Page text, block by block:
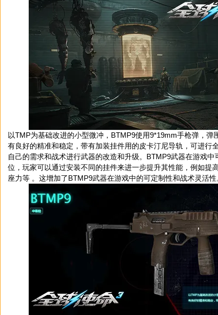
以TMP为基础改进的小型微冲，BTMP9使用9*19mm手枪弹，弹
有良好的精准和稳定，带有加装挂件用的皮卡汀尼导轨，可进行
自己的需求和战术进行武器的改造和升级。BTMP9武器在游戏中
位，玩家可以通过安装不同的挂件来进一步提升其性能，例如提
座力等 。这增加了BTMP9武器在游戏中的可定制性和战术灵活性